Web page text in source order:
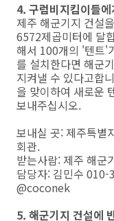
4. 구럼비지킴이들
제주 해군기지 건설
6572제곱미터에 달
해서 100개의 '텐트'
를 설치한다면 해군
지켜낼 수 있다고합
을 맞이하여 새로운
보내주십시오.
보내실 곳: 제주특별
회관.
받는사람: 제주 해군
담당자: 김민수
@coconek
5. 해군기지 건설에